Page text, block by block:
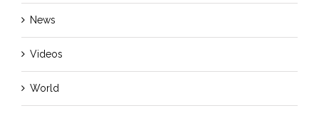
News
Videos
World